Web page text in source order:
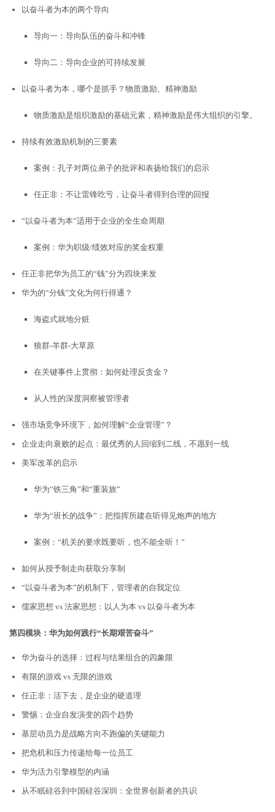
以奋斗者为本的两个导向
导向一：导向队伍的奋斗和冲锋
导向二：导向企业的可持续发展
以奋斗者为本，哪个是抓手？物质激励、精神激励
物质激励是组织激励的基础元素，精神激励是伟大组织的引擎。
持续有效激励机制的三要素
案例：孔子对两位弟子的批评和表扬给我们的启示
任正非：不让雷锋吃亏，让奋斗者得到合理的回报
“以奋斗者为本”适用于企业的全生命周期
案例：华为职级/绩效对应的奖金权重
任正非把华为员工的“钱”分为四块来发
华为的“分钱”文化为何行得通？
海盗式就地分赃
狼群-羊群-大草原
在关键事件上贯彻：如何处理反贪金？
从人性的深度洞察被管理者
强市场竞争环境下，如何理解“企业管理”？
企业走向衰败的起点：最优秀的人回缩到二线，不愿到一线
美军改革的启示
华为“铁三角”和“重装旅”
华为“班长的战争”：把指挥所建在听得见炮声的地方
案例：“机关的要求既要听，也不能全听！”
如何从授予制走向获取分享制
“以奋斗者为本”的机制下，管理者的自我定位
儒家思想 vs 法家思想：以人为本 vs 以奋斗者为本
第四模块：华为如何践行“长期艰苦奋斗”
华为奋斗的选择：过程与结果组合的四象限
有限的游戏 vs 无限的游戏
任正非：活下去，是企业的硬道理
警惕：企业自发演变的四个趋势
基层动员力是战略方向不跑偏的关键能力
把危机和压力传递给每一位员工
华为活力引擎模型的内涵
从不眠硅谷到中国硅谷深圳：全世界创新者的共识